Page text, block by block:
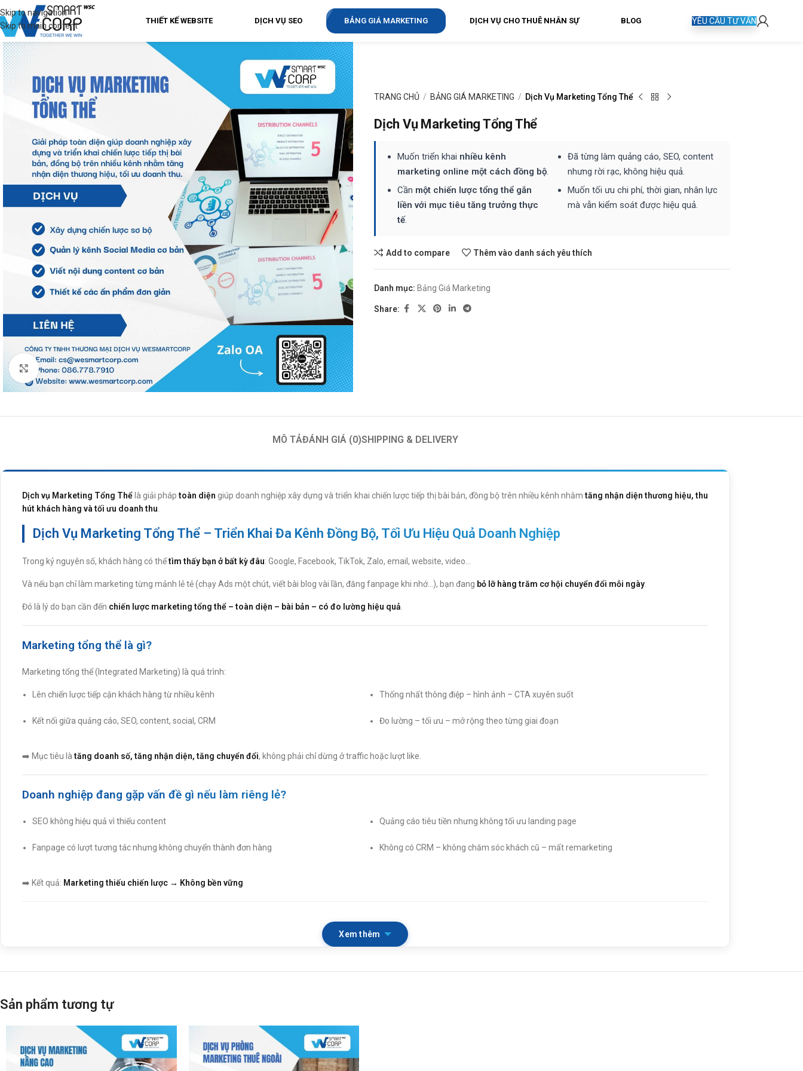
Skip to navigation
Skip to main content
THIẾT KẾ WEBSITE DỊCH VỤ SEO BẢNG GIÁ MARKETING DỊCH VỤ CHO THUÊ NHÂN SỰ BLOG YÊU CẦU TƯ VẤN
Click to enlarge
TRANG CHỦ BẢNG GIÁ MARKETING Dịch Vụ Marketing Tổng Thể
Dịch Vụ Marketing Tổng Thể
Muốn triển khai nhiều kênh
marketing online một cách đồng bộ.
Đã từng làm quảng cáo, SEO, content
nhưng rời rạc, không hiệu quả.
Cần một chiến lược tổng thể gắn
liền với mục tiêu tăng trưởng thực
tế.
Muốn tối ưu chi phí, thời gian, nhân lực
mà vẫn kiểm soát được hiệu quả.
Add to compare Thêm vào danh sách yêu thích
Danh mục: Bảng Giá Marketing
Share:
MÔ TẢĐÁNH GIÁ (0)SHIPPING & DELIVERY
Dịch vụ Marketing Tổng Thể là giải pháptoàn diện giúp doanh nghiệp xây dựng và triển khai chiến lược tiếp thị bài bản, đồng bộ trên nhiều kênh nhằmtăng nhận diện thương hiệu, thu
hút khách hàng và tối ưu doanh thu
Dịch Vụ Marketing Tổng Thể – Triển Khai Đa Kênh Đồng Bộ, Tối Ưu Hiệu Quả Doanh Nghiệp
Trong kỷ nguyên số, khách hàng có thểtìm thấy bạn ở bất kỳ đâu: Google, Facebook, TikTok, Zalo, email, website, video…
Và nếu bạn chỉ làm marketing từng mảnh lẻ tẻ (chạy Ads một chút, viết bài blog vài lần, đăng fanpage khi nhớ…), bạn đang bỏ lỡ hàng trăm cơ hội chuyển đổi mỗi ngày
Đó là lý do bạn cần đến chiến lược marketing tổng thể – toàn diện – bài bản – có đo lường hiệu quả
Marketing tổng thể là gì?
Marketing tổng thể (Integrated Marketing) là quá trình:
Lên chiến lược tiếp cận khách hàng từ nhiều kênh Thống nhất thông điệp – hình ảnh – CTA xuyên suốt
Kết nối giữa quảng cáo, SEO, content, social, CRM Đo lường – tối ưu – mở rộng theo từng giai đoạn
➡️ Mục tiêu làtăng doanh số, tăng nhận diện, tăng chuyển đổi, không phải chỉ dừng ở traffic hoặc lượt like.
Doanh nghiệp đang gặp vấn đề gì nếu làm riêng lẻ?
SEO không hiệu quả vì thiếu content Quảng cáo tiêu tiền nhưng không tối ưu landing page
Fanpage có lượt tương tác nhưng không chuyển thành đơn hàng Không có CRM – không chăm sóc khách cũ – mất remarketing
➡️ Kết quả: Marketing thiếu chiến lược → Không bền vững
Chiến lược tổng thể theo giai đoạn (90 ngày / 6 tháng) SEO tổng thể:nghiên cứu từ khóa, content, backlink
Quảng cáo đa kênh:Facebook, Google, TikTok Xây dựng nội dung:website, social media, mô tả sản phẩm
Thiết kế hình ảnh, video:
Xây dựng hệ thống CRM – email – tự động hóa chăm sóc lại
Xem thêm
Sản phẩm tương tự